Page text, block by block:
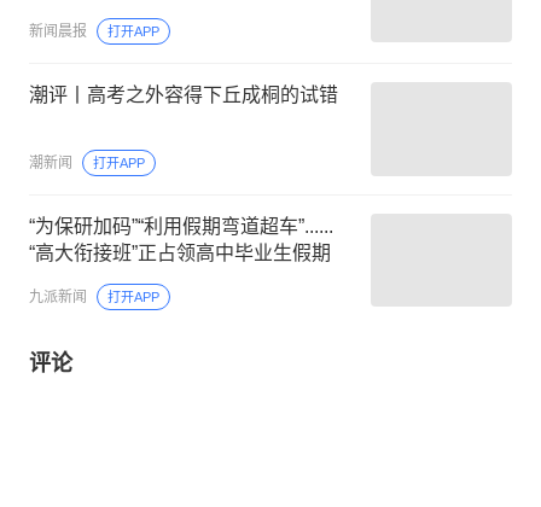
新闻晨报 打开APP
潮评丨高考之外容得下丘成桐的试错
潮新闻 打开APP
“为保研加码”“利用假期弯道超车”......
“高大衔接班”正占领高中毕业生假期
九派新闻 打开APP
评论